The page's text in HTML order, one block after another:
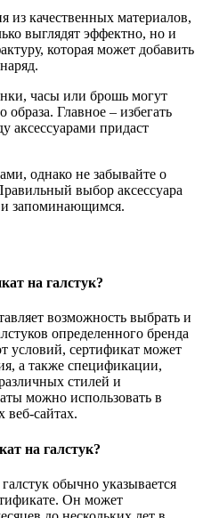
из качественных материалов,
выглядят эффектно, но и
которая может добавить
часы или брошь могут
Главное – избегать
аксессуарами придаст
однако не забывайте о
выбор аксессуара
запоминающимся.
на галстук?
возможность выбрать и
определенного бренда
условий, сертификат может
а также спецификации,
стилей и
можно использовать в
веб-сайтах.
на галстук?
обычно указывается
Он может